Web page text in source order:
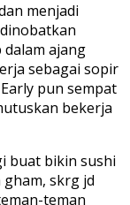
menjadi
dalam ajang
sebagai sopir
pun sempat
bekerja
buat bikin sushi
skrg jd
teman